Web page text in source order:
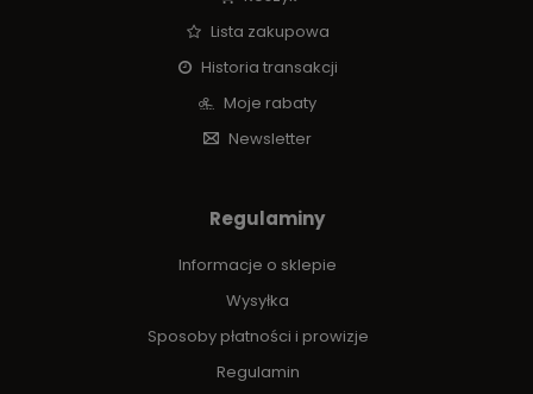
Lista zakupowa
Historia transakcji
Moje rabaty
Newsletter
Regulaminy
Informacje o sklepie
Wysyłka
Sposoby płatności i prowizje
Regulamin